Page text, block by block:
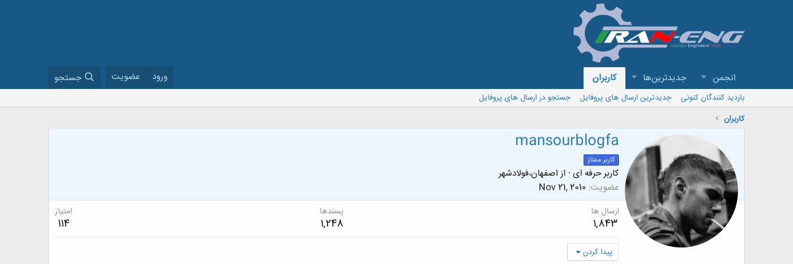
انجمن جدیدترین‌ها کاربران ورود عضویت جستجو
بازدید کنندگان کنونی جدیدترین ارسال های پروفایل
جستجو در ارسال های پروفایل
کاربران
mansourblogfa
کاربر ممتاز
کاربر حرفه ای · از اصفهان،فولادشهر
عضویت Nov 21, 2010
ارسال ها
1,843
پسندها
1,248
امتیاز
114
پیدا کردن